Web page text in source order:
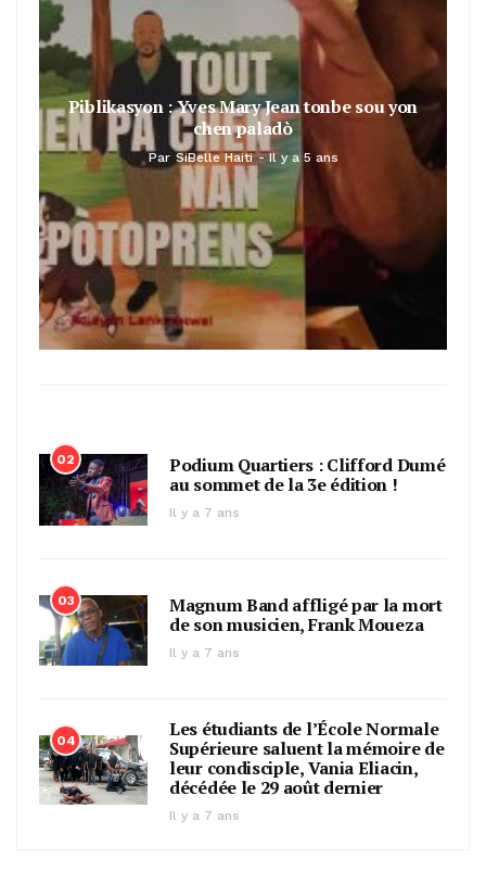
Piblikasyon : Yves Mary Jean tonbe sou yon
chen paladò
Par SiBelle Haiti Il y a 5 ans
02
Podium Quartiers : Clifford Dumé
au sommet de la 3e édition !
Il y a 7 ans
03
Magnum Band affligé par la mort
de son musicien, Frank Moueza
Il y a 7 ans
04
Les étudiants de l’École Normale
Supérieure saluent la mémoire de
leur condisciple, Vania Eliacin,
décédée le 29 août dernier
Il y a 7 ans